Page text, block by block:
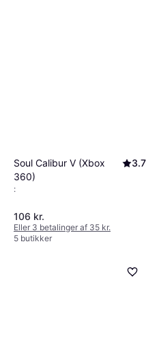
Soul Calibur V (Xbox
360)
3.7
:
106 kr.
Eller 3 betalinger af 35 kr.
5 butikker